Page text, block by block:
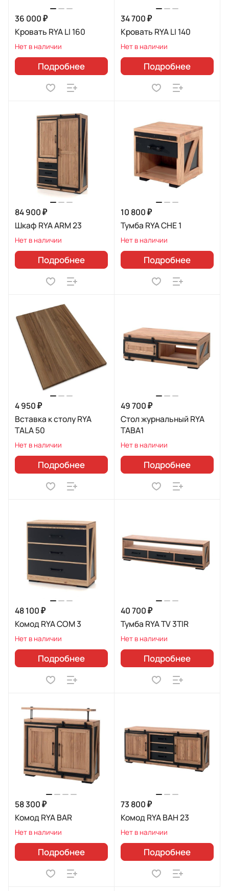
36 000 ₽
Кровать RYA LI 160
Нет в наличии
Подробнее
34 700 ₽
Кровать RYA LI 140
Нет в наличии
Подробнее
84 900 ₽
Шкаф RYA ARM 23
Нет в наличии
Подробнее
10 800 ₽
Тумба RYA CHE 1
Нет в наличии
Подробнее
4 950 ₽
Вставка к столу RYA
TALA 50
Нет в наличии
Подробнее
49 700 ₽
Стол журнальный RYA
TABA1
Нет в наличии
Подробнее
48 100 ₽
Комод RYA COM 3
Нет в наличии
Подробнее
40 700 ₽
Тумба RYA TV 3TIR
Нет в наличии
Подробнее
58 300 ₽
Комод RYA BAR
Нет в наличии
Подробнее
73 800 ₽
Комод RYA BAH 23
Нет в наличии
Подробнее